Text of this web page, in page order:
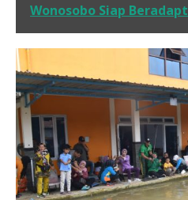
Wonosobo Siap